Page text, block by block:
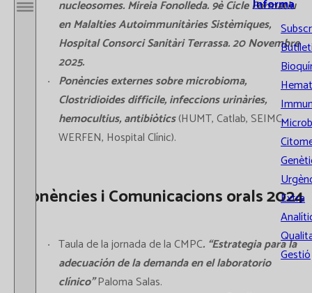
Obrir / Tancar menú
Informa
Extra
Gestió
nucleosomes. Mireia Fonolleda. 9è Cicle Formatiu
en Malalties Autoimmunitàries Sistèmiques,
Hospital Consorci Sanitàri Terrassa. 20 Novembre
2025.
Ponències externes sobre microbioma,
Clostridioides difficile, infeccions urinàries,
hemocultius, antibiòtics(HUMT, Catlab, SEIMC,
WERFEN, Hospital Clínic).
Ponències i Comunicacions orals 2024
Taula de la jornada de la CMPC. “Estrategia para la
adecuación de la demanda en el laboratorio
clínico”Paloma Salas.